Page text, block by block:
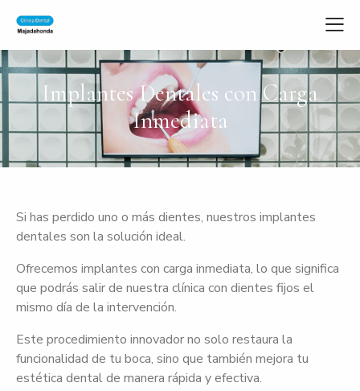
Implantes Dentales con Carga
Inmediata
Si has perdido uno o más dientes, nuestros implantes
dentales son la solución ideal.
Ofrecemos implantes con carga inmediata, lo que significa
que podrás salir de nuestra clínica con dientes fijos el
mismo día de la intervención.
Este procedimiento innovador no solo restaura la
funcionalidad de tu boca, sino que también mejora tu
estética dental de manera rápida y efectiva.